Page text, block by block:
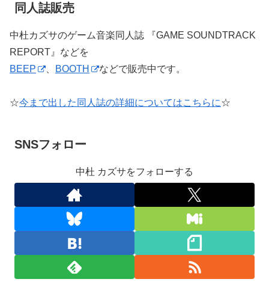
同人誌販売
中杜カズサのゲーム音楽同人誌 『GAME SOUNDTRACK
REPORT』などを
BEEP
BOOTH などで販売中です。
☆今まで出した同人誌の詳細についてはこちらに☆
SNSフォロー
中杜 カズサをフォローする